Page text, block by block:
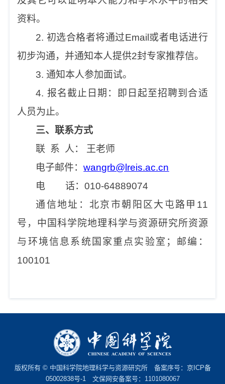
资料。
2. 初选合格者将通过Email或者电话进行
初步沟通，并通知本人提供2封专家推荐信。
3. 通知本人参加面试。
4. 报名截止日期：即日起至招聘到合适
人员为止。
三、联系方式
联 系 人： 王老师
电子邮件：wangrb@lreis.ac.cn
电 话：010-64889074
通信地址：北京市朝阳区大屯路甲11
号，中国科学院地理科学与资源研究所资源
与环境信息系统国家重点实验室；邮编：
100101
版权所有 © 中国科学院地理科学与资源研究所 备案序号： 京ICP备
05002838号-1文保网安备案号：1101080067